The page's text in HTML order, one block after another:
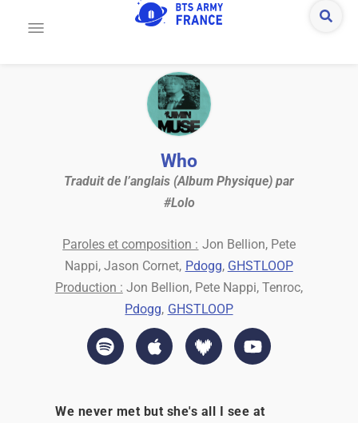
Who
Traduit de l’anglais (Album Physique) par
#Lolo
Paroles et composition : Jon Bellion, Pete
Nappi, Jason Cornet, Pdogg, GHSTLOOP
Production : Jon Bellion, Pete Nappi, Tenroc,
Pdogg, GHSTLOOP
We never met but she's all I see at